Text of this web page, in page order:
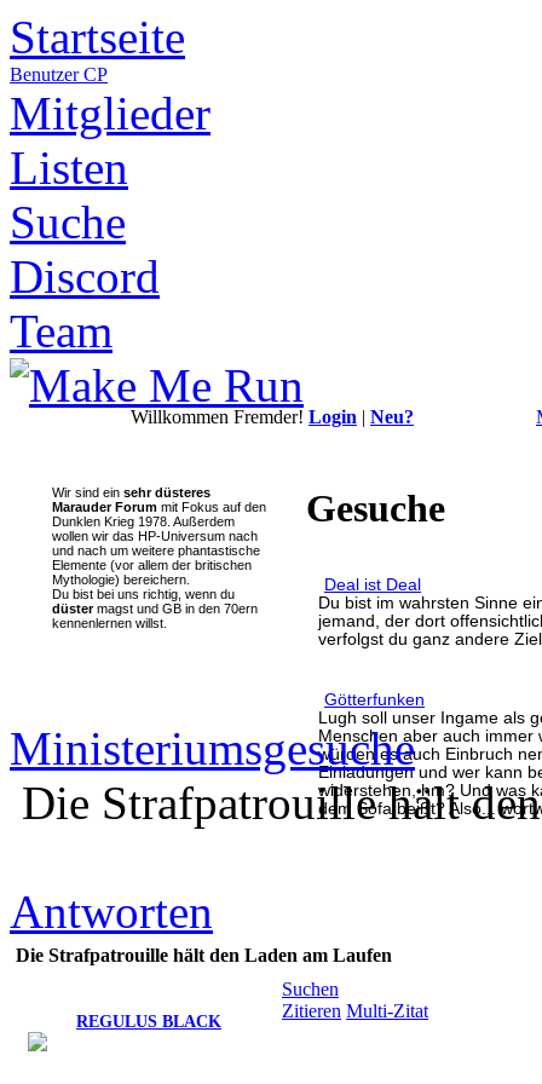
Startseite
Benutzer CP
Mitglieder
Listen
Suche
Discord
Team
Willkommen Fremder! Login | Neu?
Wir sind ein sehr düsteres
Marauder Forum mit Fokus auf den
Dunklen Krieg 1978. Außerdem
wollen wir das HP-Universum nach
und nach um weitere phantastische
Elemente (vor allem der britischen
Mythologie) bereichern.
Du bist bei uns richtig, wenn du
düstermagst und GB in den 70ern
kennenlernen willst.
Gesuche
Deal ist Deal
Du bist im wahrsten Sinne
jemand, der dort
verfolgst du ganz andere
Götterfunken
Lugh soll unser Ingame als
Menschen aber auch
würden es auch Einbruch
Einladungen und wer kann
widerstehen, hm? Und was
dem Sofa beißt? Also...
Ministeriumsgesuche
Die Strafpatrouille hält
Antworten
Die Strafpatrouille hält den Laden am Laufen
REGULUS BLACK
Suchen
Zitieren Multi-Zitat